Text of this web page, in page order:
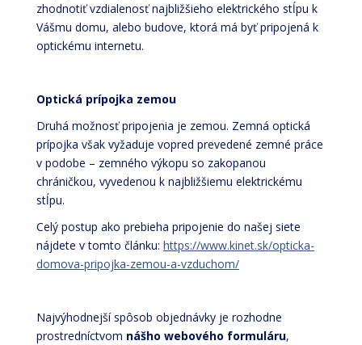
zhodnotiť vzdialenosť najbližšieho elektrického stĺpu k
Vášmu domu, alebo budove, ktorá má byť pripojená k
optickému internetu.
Optická prípojka zemou
Druhá možnosť pripojenia je zemou. Zemná optická
prípojka však vyžaduje vopred prevedené zemné práce
v podobe – zemného výkopu so zakopanou
chráničkou, vyvedenou k najbližšiemu elektrickému
stĺpu.
Celý postup ako prebieha pripojenie do našej siete
nájdete v tomto článku: https://www.kinet.sk/opticka-
domova-pripojka-zemou-a-vzduchom/
Najvýhodnejší spôsob objednávky je rozhodne
prostredníctvom nášho webového formuláru,